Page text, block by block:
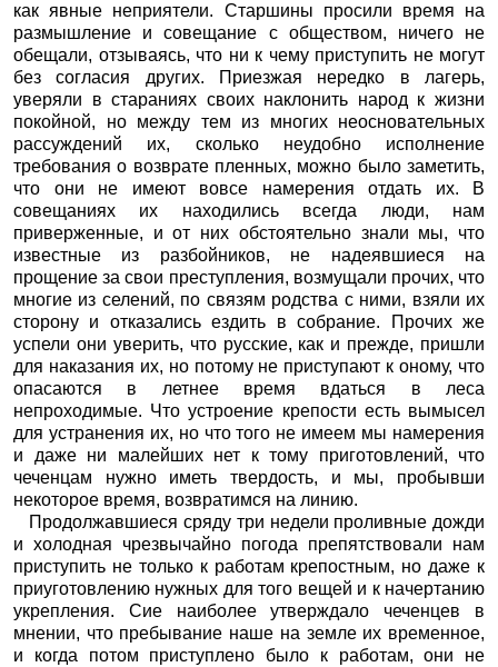
как явные неприятели. Старшины просили время на
размышление и совещание с обществом, ничего не
обещали, отзываясь, что ни к чему приступить не могут
без согласия других. Приезжая нередко в лагерь,
уверяли в стараниях своих наклонить народ к жизни
покойной, но между тем из многих неосновательных
рассуждений их, сколько неудобно исполнение
требования о возврате пленных, можно было заметить,
что они не имеют вовсе намерения отдать их. В
совещаниях их находились всегда люди, нам
приверженные, и от них обстоятельно знали мы, что
известные из разбойников, не надеявшиеся на
прощение за свои преступления, возмущали прочих, что
многие из селений, по связям родства с ними, взяли их
сторону и отказались ездить в собрание. Прочих же
успели они уверить, что русские, как и прежде, пришли
для наказания их, но потому не приступают к оному, что
опасаются в летнее время вдаться в леса
непроходимые. Что устроение крепости есть вымысел
для устранения их, но что того не имеем мы намерения
и даже ни малейших нет к тому приготовлений, что
чеченцам нужно иметь твердость, и мы, пробывши
некоторое время, возвратимся на линию.
Продолжавшиеся сряду три недели проливные дожди
и холодная чрезвычайно погода препятствовали нам
приступить не только к работам крепостным, но даже к
приуготовлению нужных для того вещей и к начертанию
укрепления. Сие наиболее утверждало чеченцев в
мнении, что пребывание наше на земле их временное,
и когда потом приступлено было к работам, они не